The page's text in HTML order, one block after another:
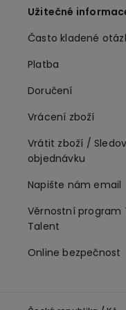
Užitečné
Často kladené
Platba
Doručení
Vrácení zboží
Vrátit zboží /
objednávku
Napište nám email
Věrnostní program
Talent
Online bezpečnost